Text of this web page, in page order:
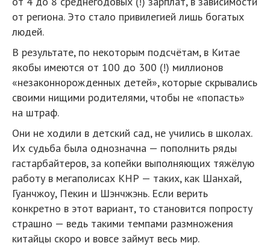
от региона. Это стало привилегией лишь богатых
людей.
В результате, по некоторым подсчётам, в Китае
якобы имеются от 100 до 300 (!) миллионов
«незаконнорожденных детей», которые скрывались
своими нищими родителями, чтобы не «попасть»
на штраф.
Они не ходили в детский сад, не учились в школах.
Их судьба была однозначна — пополнить ряды
гастарбайтеров, за копейки выполняющих тяжёлую
работу в мегаполисах КНР — таких, как Шанхай,
Гуанчжоу, Пекин и Шэнчжэнь. Если верить
конкретно в этот вариант, то становится попросту
страшно — ведь такими темпами размножения
китайцы скоро и вовсе займут весь мир.